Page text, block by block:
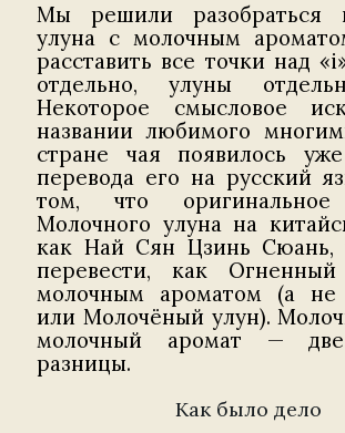
Мы решили разобраться
улуна с молочным
расставить все точки над
отдельно, улуны
Некоторое смысловое
названии любимого
стране чая появилось
перевода его на русский
том, что оригинальное
Молочного улуна на
как Най Сян Цзинь Сюань,
перевести, как
молочным ароматом (а
или Молочёный улун).
молочный аромат —
разницы.
Как было дело